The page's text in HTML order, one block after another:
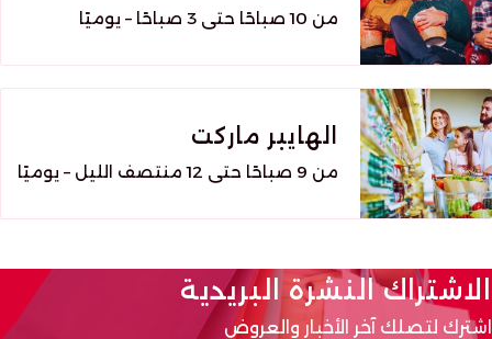
من 10 صباحًا حتى 3 صباحًا – يوميًا
الهايبر ماركت
من 9 صباحًا حتى 12 منتصف الليل – يوميًا
الاشتراك النشرة البريدية
اشترك لتصلك آخر الأخبار والعروض